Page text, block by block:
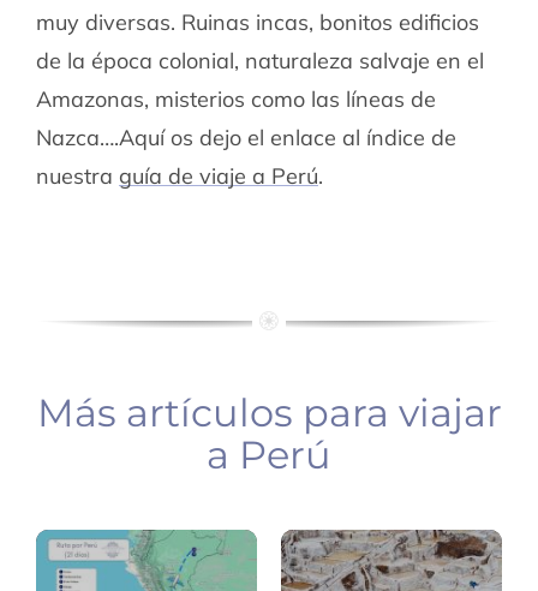
muy diversas. Ruinas incas, bonitos edificios
de la época colonial, naturaleza salvaje en el
Amazonas, misterios como las líneas de
Nazca….Aquí os dejo el enlace al índice de
nuestra guía de viaje a Perú.
Más artículos para viajar
a Perú
Perú
Perú: